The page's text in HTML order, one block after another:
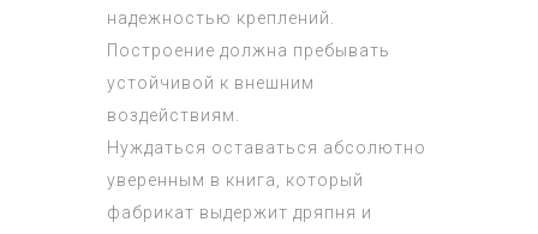
надежностью креплений.
Построение должна пребывать
устойчивой к внешним
воздействиям.
Нуждаться оставаться абсолютно
уверенным в книга, который
фабрикат выдержит дряпня и